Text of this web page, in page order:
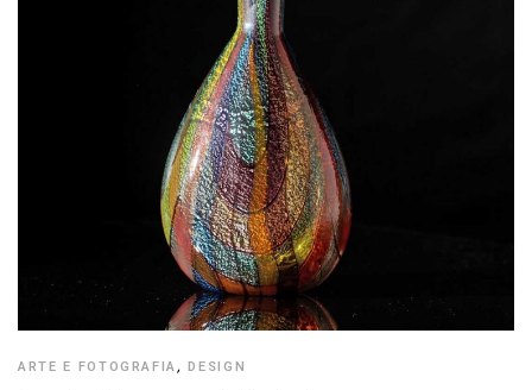
ARTE E FOTOGRAFIA,DESIGN